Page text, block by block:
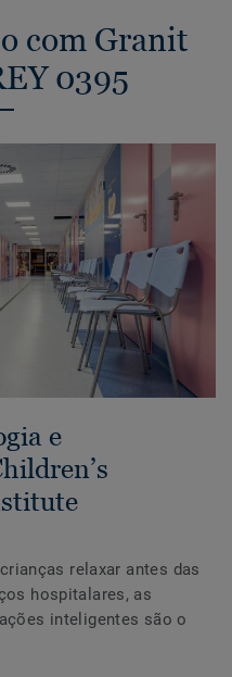
com Granit
0395
e
relaxar antes das
hospitalares, as
inteligentes são o